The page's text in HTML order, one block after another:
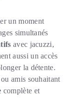
un moment
simultanés
avec jacuzzi,
aussi un accès
la détente.
amis souhaitant
complète et